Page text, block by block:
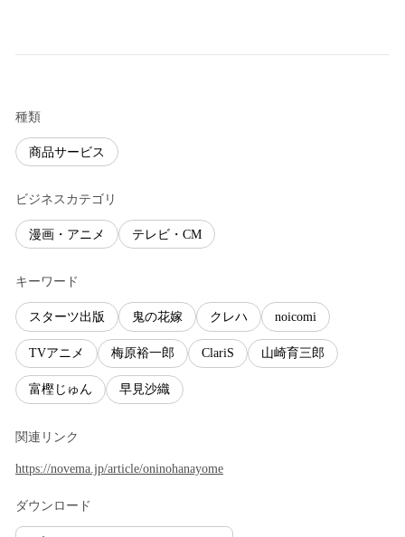
種類
商品サービス
ビジネスカテゴリ
漫画・アニメ テレビ・CM
キーワード
スターツ出版 鬼の花嫁 クレハ noicomi
TVアニメ 梅原裕一郎 ClariS 山崎育三郎
富樫じゅん 早見沙織
関連リンク
https://novema.jp/article/oninohanayome
ダウンロード